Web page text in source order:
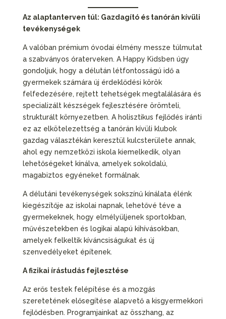
Az alaptanterven túl: Gazdagító és tanórán kívüli
tevékenységek
A valóban prémium óvodai élmény messze túlmutat
a szabványos óraterveken. A Happy Kidsben úgy
gondoljuk, hogy a délután létfontosságú idő a
gyermekek számára új érdeklődési körök
felfedezésére, rejtett tehetségek megtalálására és
specializált készségek fejlesztésére örömteli,
strukturált környezetben. A holisztikus fejlődés iránti
ez az elkötelezettség a tanórán kívüli klubok
gazdag választékán keresztül kulcsterülete annak,
ahol egy nemzetközi iskola kiemelkedik, olyan
lehetőségeket kínálva, amelyek sokoldalú,
magabiztos egyéneket formálnak.
A délutáni tevékenységek sokszínű kínálata élénk
kiegészítője az iskolai napnak, lehetővé téve a
gyermekeknek, hogy elmélyüljenek sportokban,
művészetekben és logikai alapú kihívásokban,
amelyek felkeltik kíváncsiságukat és új
szenvedélyeket építenek.
A fizikai írástudás fejlesztése
Az erős testek felépítése és a mozgás
szeretetének elősegítése alapvető a kisgyermekkori
fejlődésben. Programjainkat az összhang, az